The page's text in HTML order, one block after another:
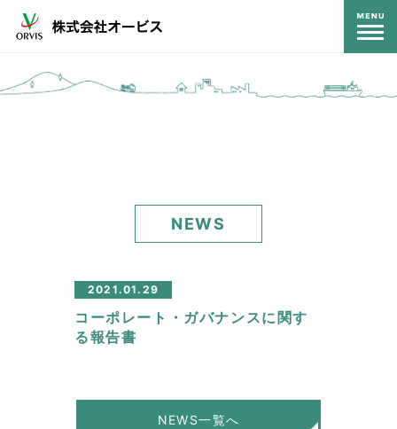
NEWS
2021.01.29
コーポレート・ガバナンスに関す
る報告書
NEWS一覧へ